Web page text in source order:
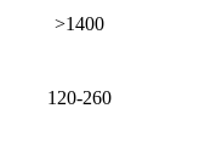
>1400
120-260